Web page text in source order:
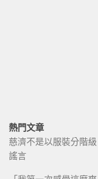
熱門文章
慈濟不是以服裝分階
謠言